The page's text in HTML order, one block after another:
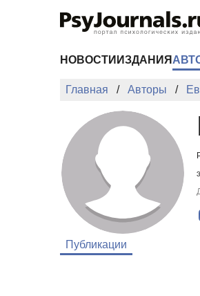
НОВОСТИ ИЗДАНИЯ
Главная Авторы
Публикации